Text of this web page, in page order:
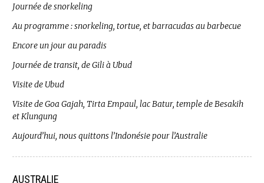
Journée de snorkeling
Au programme : snorkeling, tortue, et barracudas au barbecue
Encore un jour au paradis
Journée de transit, de Gili à Ubud
Visite de Ubud
Visite de Goa Gajah, Tirta Empaul, lac Batur, temple de Besakih
et Klungung
Aujourd’hui, nous quittons l’Indonésie pour l’Australie
AUSTRALIE